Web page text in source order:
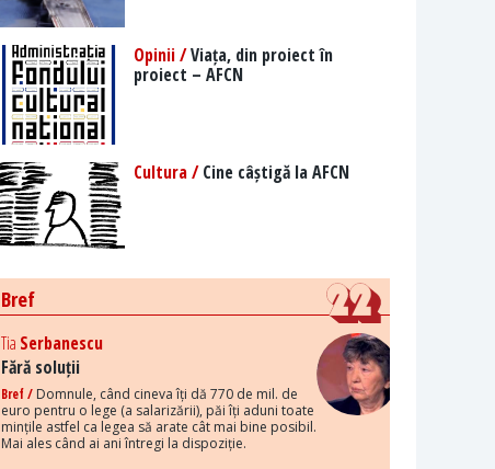
Opinii /Viața, din proiect în
proiect – AFCN
Cultura /Cine câștigă la AFCN
Bref
Tia Serbanescu
Fără soluții
Bref / Domnule, când cineva îți dă 770 de mil. de
euro pentru o lege (a salarizării), păi îți aduni toate
mințile astfel ca legea să arate cât mai bine posibil.
Mai ales când ai ani întregi la dispoziție.